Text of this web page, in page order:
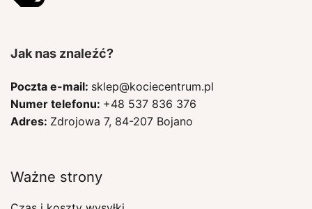
Jak nas znaleźć?
Poczta e-mail: sklep@kociecentrum.pl
Numer telefonu: +48 537 836 376
Adres: Zdrojowa 7, 84-207 Bojano
Ważne strony